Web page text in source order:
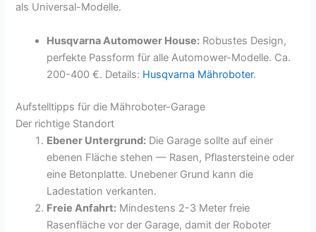
als Universal-Modelle.
Husqvarna Automower House: Robustes Design,
perfekte Passform für alle Automower-Modelle. Ca.
200-400 €. Details: Husqvarna Mähroboter.
Aufstelltipps für die Mähroboter-Garage
Der richtige Standort
Ebener Untergrund: Die Garage sollte auf einer
ebenen Fläche stehen — Rasen, Pflastersteine oder
eine Betonplatte. Unebener Grund kann die
Ladestation verkanten.
Freie Anfahrt: Mindestens 2-3 Meter freie
Rasenfläche vor der Garage, damit der Roboter